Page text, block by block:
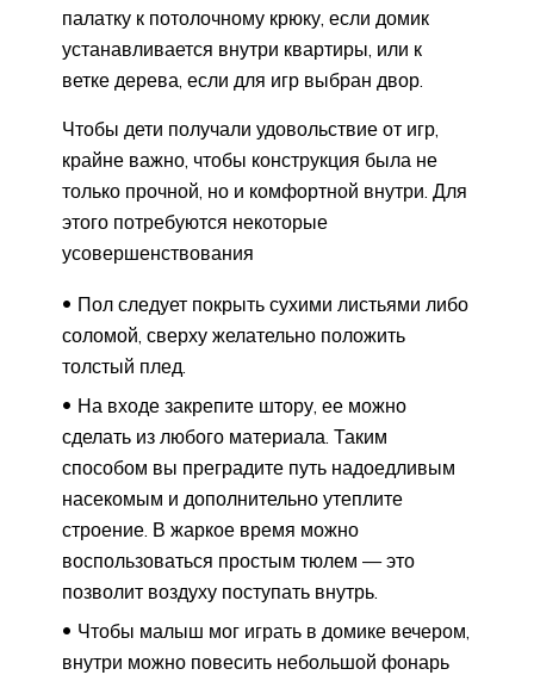
палатку к потолочному крюку, если домик
устанавливается внутри квартиры, или к
ветке дерева, если для игр выбран двор.
Чтобы дети получали удовольствие от игр,
крайне важно, чтобы конструкция была не
только прочной, но и комфортной внутри. Для
этого потребуются некоторые
усовершенствования
Пол следует покрыть сухими листьями либо
соломой, сверху желательно положить
толстый плед.
На входе закрепите штору, ее можно
сделать из любого материала. Таким
способом вы преградите путь надоедливым
насекомым и дополнительно утеплите
строение. В жаркое время можно
воспользоваться простым тюлем — это
позволит воздуху поступать внутрь.
Чтобы малыш мог играть в домике вечером,
внутри можно повесить небольшой фонарь